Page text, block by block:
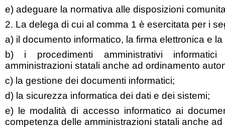
e) adeguare la normativa alle disposizioni
2. La delega di cui al comma 1 è esercitata per i
a) il documento informatico, la firma elettronica e
b) i procedimenti amministrativi
amministrazioni statali anche ad ordinamento
c) la gestione dei documenti informatici;
d) la sicurezza informatica dei dati e dei sistemi;
e) le modalità di accesso informatico ai
competenza delle amministrazioni statali anche